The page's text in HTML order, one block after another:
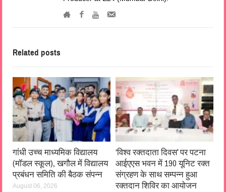
Related posts
गांधी उच्च माध्यमिक विद्यालय
(मॉडल स्कूल), खगौल में विद्यालय
प्रबंधन समिति की बैठक संपन्न
August 06, 2026
‘विश्व रक्तदाता दिवस’ पर पटना
आईएएस भवन में 190 यूनिट रक्त
संग्रहण के साथ सम्पन्न हुआ
रक्तदान शिविर का आयोजन